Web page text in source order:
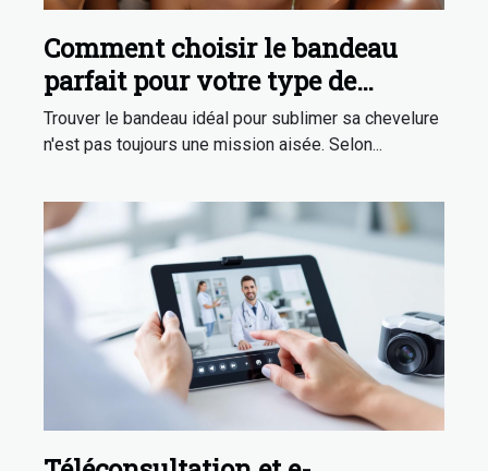
Comment choisir le bandeau
parfait pour votre type de
cheveux ?
Trouver le bandeau idéal pour sublimer sa chevelure
n'est pas toujours une mission aisée. Selon...